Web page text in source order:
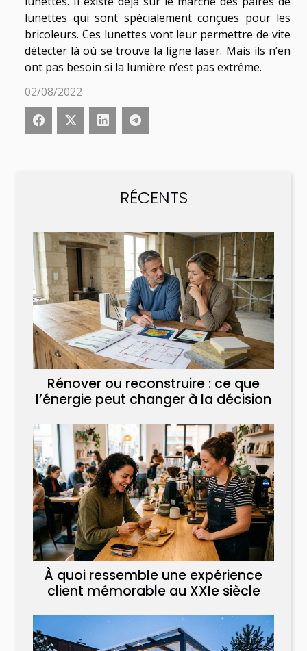
RÉCENTS
Rénover ou reconstruire : ce que
l’énergie peut changer à la décision
À quoi ressemble une expérience
client mémorable au XXIe siècle
lunettes qui sont spécialement conçues pour les
bricoleurs. Ces lunettes vont leur permettre de vite
détecter là où se trouve la ligne laser. Mais ils n’en
ont pas besoin si la lumière n’est pas extrême.
02/08/2022